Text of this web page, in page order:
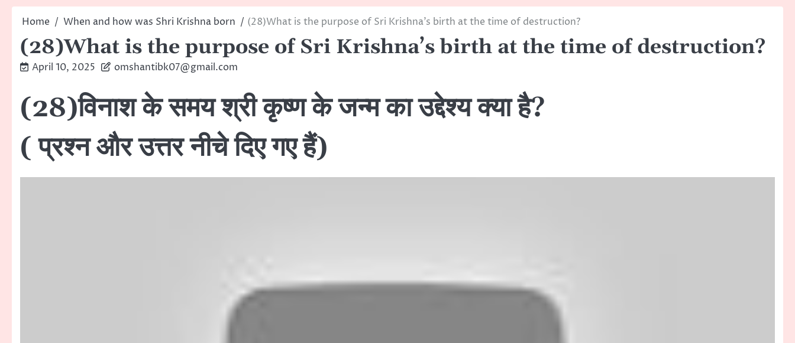
Home When and how was Shri Krishna born (28)What is the purpose of Sri Krishna’s birth at the time of destruction?
(28)What is the purpose of Sri Krishna’s birth at the time of destruction?
April 10, 2025 omshantibk07@gmail.com
(28)विनाश के समय श्री कृष्ण के जन्म का उद्देश्य क्या है?
( प्रश्न और उत्तर नीचे दिए गए हैं)